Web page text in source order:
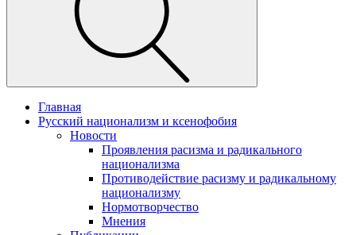
Главная
Русский национализм и ксенофобия
Новости
Проявления расизма и радикального
национализма
Противодействие расизму и радикальному
национализму
Нормотворчество
Мнения